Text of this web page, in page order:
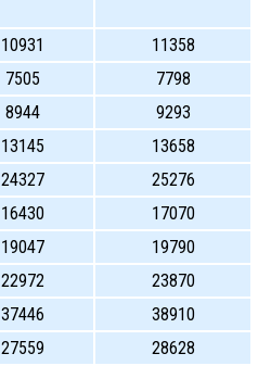
10931
11358
7505
7798
8944
9293
13145
13658
24327
25276
16430
17070
19047
19790
22972
23870
37446
38910
27559
28628